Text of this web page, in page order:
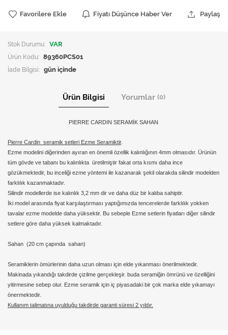
Favorilere Ekle Fiyatı Düşünce Haber Ver Paylaş
Stok Durumu: VAR
Ürün Kodu: 89360PCS01
İade Bilgisi:
Ürün Bilgisi Yorumlar (0)
PIERRE CARDIN SERAMİK SAHAN
Pierre Cardin seramik setleri Ezme Seramiktir.
Ezme modelini diğerinden ayıran en önemli özellik kalınlığının 4mm olmasıdır. Ürünün
tüm gövde ve tabanı bu kalınlıkta üretilmiştir fakat orta kısmı daha ince
gözükmektedir, bu inceliği ezme yöntemi ile kazanarak şekil olarakda silindir modelden
farklılık kazanmaktadır.
Silindir modellerde ise kalınlık 3,2 mm dir ve daha düz bir kalıba sahiptir.
İki model arasında fiyat karşılaştırması yaptığımızda tencerelerde farklılık yokken
tavalar ezme modelde daha yüksektir. Bu sebeple Ezme setlerin fiyatları diğer silindir
setlere göre daha yüksek kalmaktadır.
Sahan (20 cm çapında sahan)
Seramiklerin ömürlerinin daha uzun olması için elde yıkanması önerilmektedir.
Makinada yıkandığı takdirde çizilme gerçekleşir. buda seramiğin ömrünü ve özelliğini
yitirmesine sebep olur. Ezme seramik için iç piyasadaki bir çok marka elde yıkamayı
önermektedir.
Kullanım talimatına uyulduğu takdirde garanti süresi 2 yıldır.